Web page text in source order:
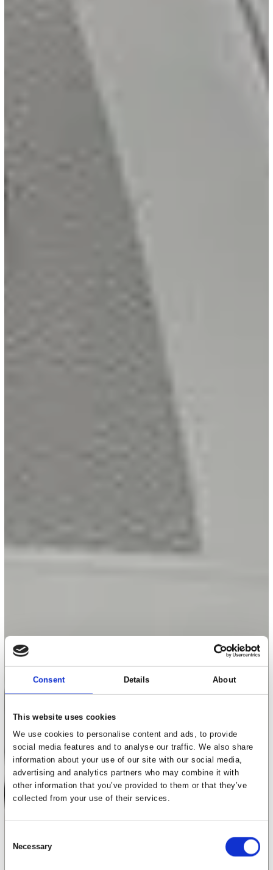
Consent Details About
This website uses cookies
We use cookies to personalise content and ads, to provide
social media features and to analyse our traffic. We also share
information about your use of our site with our social media,
advertising and analytics partners who may combine it with
other information that you’ve provided to them or that they’ve
collected from your use of their services.
Selection
Necessary